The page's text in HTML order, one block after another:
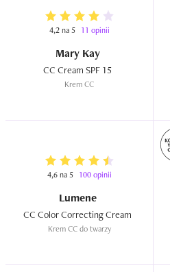
4,2 na 5 11 opinii
Mary Kay
Krem CC
4,6 na 5 100 opinii
Lumene
Krem CC do twarzy